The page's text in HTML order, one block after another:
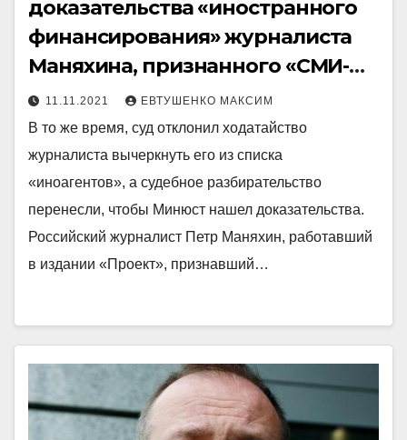
доказательства «иностранного
финансирования» журналиста
Маняхина, признанного «СМИ-
иноагентом»
11.11.2021 ЕВТУШЕНКО МАКСИМ
В то же время, суд отклонил ходатайство
журналиста вычеркнуть его из списка
«иноагентов», а судебное разбирательство
перенесли, чтобы Минюст нашел доказательства.
Российский журналист Петр Маняхин, работавший
в издании «Проект», признавший…